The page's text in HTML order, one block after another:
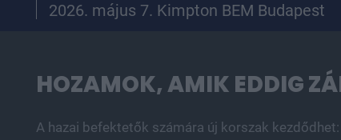
2026. május 7. Kimpton BEM Budapest
HOZAMOK, AMIK EDDIG
A hazai befektetők számára új korszak